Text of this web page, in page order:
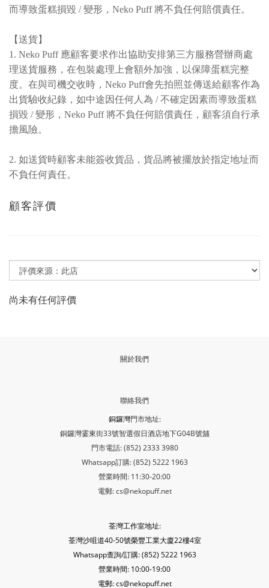
而導致蛋糕損毀 / 變形，Neko Puff 將不負任何賠償責任。
【送貨】
1. Neko Puff 應顧客要求作出協助安排第三方服務營辦商處
理送貨服務，在包裝處理上會額外加強，以保障蛋糕完整
度。在與司機交收時，Neko Puff會先拍照並傳送給顧客作為
出貨驗收紀錄，如中途因任何人為 / 不確定因素而導致蛋糕
損毀 / 變形，Neko Puff 將不負任何賠償責任，顧客須自行承
擔風險。
2. 如送貨時顧客未能簽收貨品，貨品將被擺放於指定地址而
不負任何責任。
顧客評價
尚未有任何評價
關於我們
聯絡我們
銅鑼灣門市地址:
銅鑼灣霎東街33號智選假日酒店地下G04B號舖
門市電話: (852) 2333 3980
Whatsapp訂購: (852) 5222 1963
營業時間: 11:30-20:00
電郵: cs@nekopuff.net
荃灣工作室地址:
荃灣沙咀道40-50號榮豐工業大廈22樓4室
Whatsapp查詢/訂購: (852) 5222 1963
營業時間: 10:00-19:00
電郵: cs@nekopuff.net